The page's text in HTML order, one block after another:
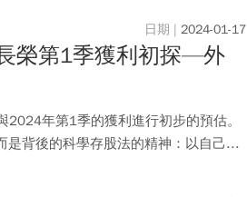
2024-01-17
榮第1季獲利初探—外
年第1季的獲利進行初步的預估。
是背後的科學存股法的精神：以自己...